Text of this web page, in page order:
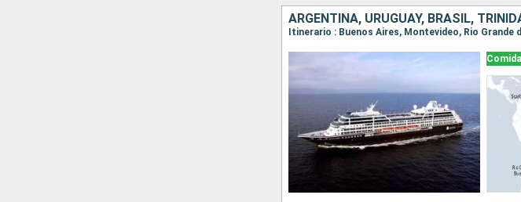
ARGENTINA, URUGUAY, BRASIL,